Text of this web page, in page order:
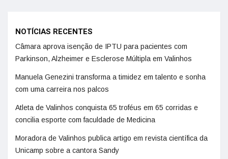
NOTÍCIAS RECENTES
Câmara aprova isenção de IPTU para pacientes com
Parkinson, Alzheimer e Esclerose Múltipla em Valinhos
Manuela Genezini transforma a timidez em talento e sonha
com uma carreira nos palcos
Atleta de Valinhos conquista 65 troféus em 65 corridas e
concilia esporte com faculdade de Medicina
Moradora de Valinhos publica artigo em revista científica da
Unicamp sobre a cantora Sandy